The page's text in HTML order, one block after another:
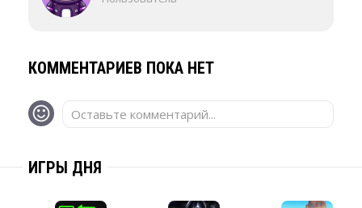
КОММЕНТАРИЕВ ПОКА НЕТ
Оставьте комментарий...
ИГРЫ ДНЯ